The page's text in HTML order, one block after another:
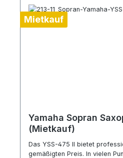
Mietkauf
Yamaha Sopran
(Mietkauf)
Das YSS-475 II bietet
gemäßigten Preis. In vielen